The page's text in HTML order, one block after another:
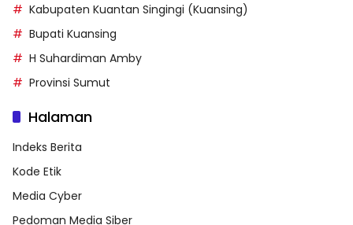
Kabupaten Kuantan Singingi (Kuansing)
Bupati Kuansing
H Suhardiman Amby
Provinsi Sumut
Halaman
Indeks Berita
Kode Etik
Media Cyber
Pedoman Media Siber